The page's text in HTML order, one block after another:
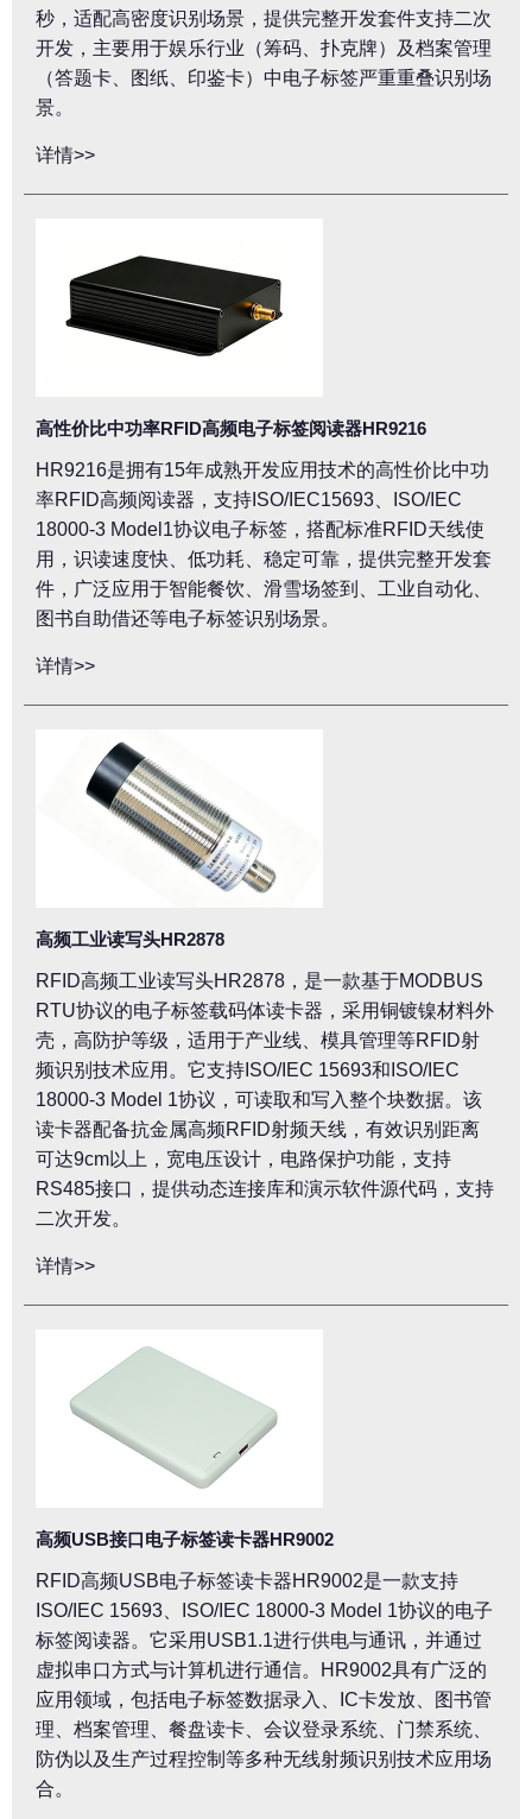
秒，适配高密度识别场景，提供完整开发套件支持二次
开发，主要用于娱乐行业（筹码、扑克牌）及档案管理
（答题卡、图纸、印鉴卡）中电子标签严重重叠识别场
景。
详情>>
高性价比中功率RFID高频电子标签阅读器HR9216
HR9216是拥有15年成熟开发应用技术的高性价比中功
率RFID高频阅读器，支持ISO/IEC15693、ISO/IEC
18000-3 Model1协议电子标签，搭配标准RFID天线使
用，识读速度快、低功耗、稳定可靠，提供完整开发套
件，广泛应用于智能餐饮、滑雪场签到、工业自动化、
图书自助借还等电子标签识别场景。
详情>>
高频工业读写头HR2878
RFID高频工业读写头HR2878，是一款基于MODBUS
RTU协议的电子标签载码体读卡器，采用铜镀镍材料外
壳，高防护等级，适用于产业线、模具管理等RFID射
频识别技术应用。它支持ISO/IEC 15693和ISO/IEC
18000-3 Model 1协议，可读取和写入整个块数据。该
读卡器配备抗金属高频RFID射频天线，有效识别距离
可达9cm以上，宽电压设计，电路保护功能，支持
RS485接口，提供动态连接库和演示软件源代码，支持
二次开发。
详情>>
高频USB接口电子标签读卡器HR9002
RFID高频USB电子标签读卡器HR9002是一款支持
ISO/IEC 15693、ISO/IEC 18000-3 Model 1协议的电子
标签阅读器。它采用USB1.1进行供电与通讯，并通过
虚拟串口方式与计算机进行通信。HR9002具有广泛的
应用领域，包括电子标签数据录入、IC卡发放、图书管
理、档案管理、餐盘读卡、会议登录系统、门禁系统、
防伪以及生产过程控制等多种无线射频识别技术应用场
合。